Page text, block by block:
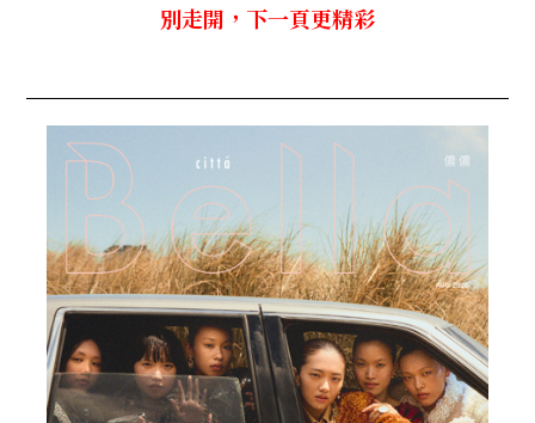
別走開，下一頁更精彩